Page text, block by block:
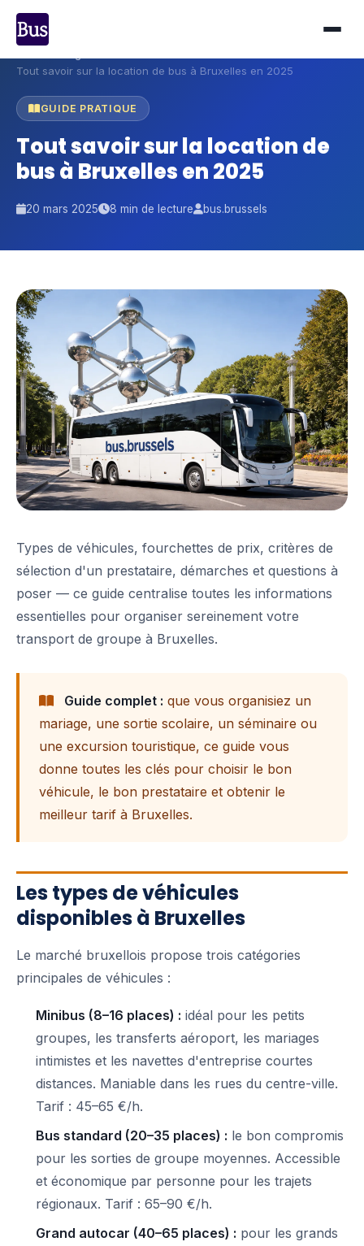
Tout savoir sur la location de bus à Bruxelles en 2025
GUIDE PRATIQUE
Tout savoir sur la location de
bus à Bruxelles en 2025
20 mars 2025 8 min de lecture bus.brussels
Types de véhicules, fourchettes de prix, critères de
sélection d'un prestataire, démarches et questions à
poser — ce guide centralise toutes les informations
essentielles pour organiser sereinement votre
transport de groupe à Bruxelles.
Guide complet : que vous organisiez un
mariage, une sortie scolaire, un séminaire ou
une excursion touristique, ce guide vous
donne toutes les clés pour choisir le bon
véhicule, le bon prestataire et obtenir le
meilleur tarif à Bruxelles.
Les types de véhicules
disponibles à Bruxelles
Le marché bruxellois propose trois catégories
principales de véhicules :
Minibus (8–16 places) : idéal pour les petits
groupes, les transferts aéroport, les mariages
intimistes et les navettes d'entreprise courtes
distances. Maniable dans les rues du centre-ville.
Tarif : 45–65 €/h.
Bus standard (20–35 places) : le bon compromis
pour les sorties de groupe moyennes. Accessible
et économique par personne pour les trajets
régionaux. Tarif : 65–90 €/h.
Grand autocar (40–65 places) : pour les grands